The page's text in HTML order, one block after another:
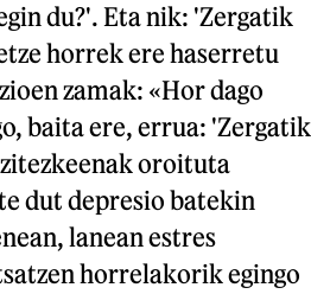
du?'. Eta nik: 'Zergatik
horrek ere haserretu
zamak: «Hor dago
baita ere, errua: 'Zergatik
zitezkeenak oroituta
dut depresio batekin
lanean estres
horrelakorik egingo